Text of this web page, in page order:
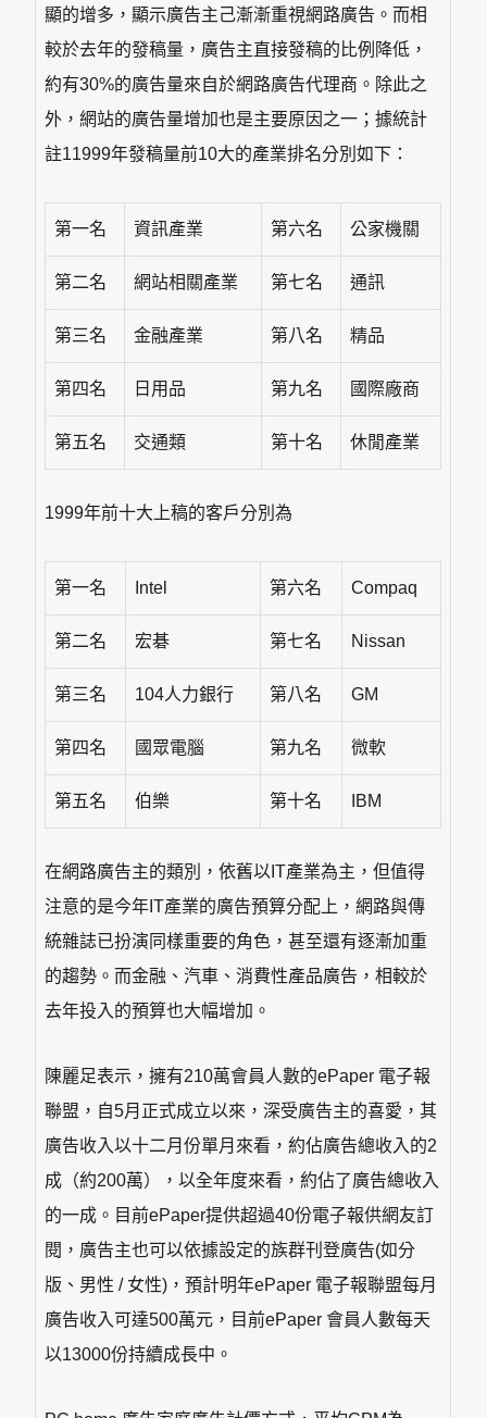
顯的增多，顯示廣告主己漸漸重視網路廣告。而相
較於去年的發稿量，廣告主直接發稿的比例降低，
約有30%的廣告量來自於網路廣告代理商。除此之
外，網站的廣告量增加也是主要原因之一；據統計
註11999年發稿量前10大的產業排名分別如下：
第一名 資訊產業 第六名 公家機關
第二名 網站相關產業 第七名 通訊
第三名 金融產業 第八名 精品
第四名 日用品 第九名 國際廠商
第五名 交通類 第十名 休閒產業
1999年前十大上稿的客戶分別為
第一名 Intel 第六名 Compaq
第二名 宏碁 第七名 Nissan
第三名 104人力銀行 第八名 GM
第四名 國眾電腦 第九名 微軟
第五名 伯樂 第十名 IBM
在網路廣告主的類別，依舊以IT產業為主，但值得
注意的是今年IT產業的廣告預算分配上，網路與傳
統雜誌已扮演同樣重要的角色，甚至還有逐漸加重
的趨勢。而金融、汽車、消費性產品廣告，相較於
去年投入的預算也大幅增加。
陳麗足表示，擁有210萬會員人數的ePaper 電子報
聯盟，自5月正式成立以來，深受廣告主的喜愛，其
廣告收入以十二月份單月來看，約佔廣告總收入的2
成（約200萬），以全年度來看，約佔了廣告總收入
的一成。目前ePaper提供超過40份電子報供網友訂
閱，廣告主也可以依據設定的族群刊登廣告(如分
版、男性 / 女性)，預計明年ePaper 電子報聯盟每月
廣告收入可達500萬元，目前ePaper 會員人數每天
以13000份持續成長中。